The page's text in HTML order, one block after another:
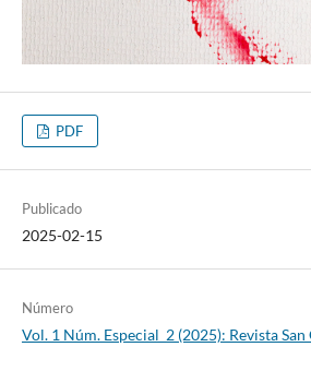
PDF
Publicado
2025-02-15
Número
Vol. 1 Núm. Especial_2 (2025): Revista